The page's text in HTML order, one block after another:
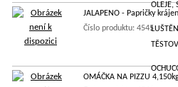
JALAPENO - Papričky
Číslo produktu: 4545
OMÁČKA NA PIZZU
OLEJE,